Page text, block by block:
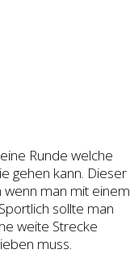
Runde welche
gehen kann. Dieser
wenn man mit einem
sollte man
weite Strecke
muss.